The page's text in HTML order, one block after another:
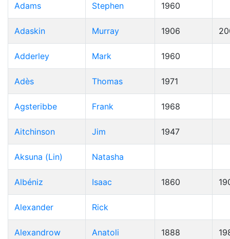
Adams Stephen 1960
Adaskin Murray 1906
Adderley Mark 1960
Adès Thomas 1971
Agsteribbe Frank 1968
Aitchinson Jim 1947
Aksuna (Lin) Natasha
Albéniz Isaac 1860
Alexander Rick
Alexandrow
Anatoli
1888